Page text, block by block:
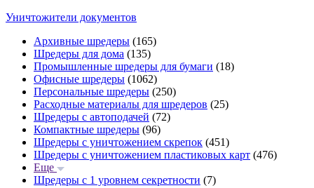
Уничтожители документов
Архивные шредеры (165)
Шредеры для дома (135)
Промышленные шредеры для бумаги (18)
Офисные шредеры (1062)
Персональные шредеры (250)
Расходные материалы для шредеров (25)
Шредеры с автоподачей (72)
Компактные шредеры (96)
Шредеры с уничтожением скрепок (451)
Шредеры с уничтожением пластиковых карт (476)
Еще
Шредеры с 1 уровнем секретности (7)